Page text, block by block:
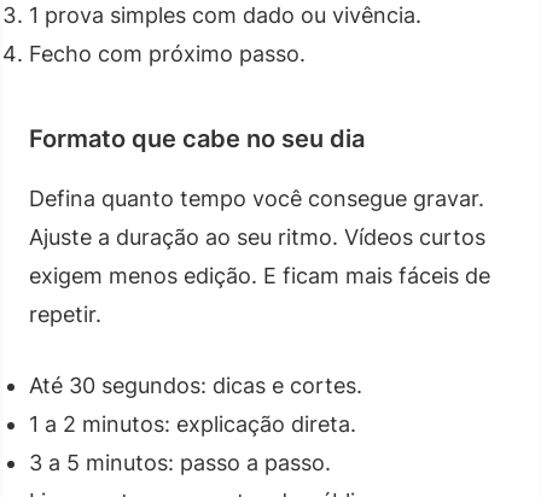
1 prova simples com dado ou vivência.
Fecho com próximo passo.
Formato que cabe no seu dia
Defina quanto tempo você consegue gravar.
Ajuste a duração ao seu ritmo. Vídeos curtos
exigem menos edição. E ficam mais fáceis de
repetir.
Até 30 segundos: dicas e cortes.
1 a 2 minutos: explicação direta.
3 a 5 minutos: passo a passo.